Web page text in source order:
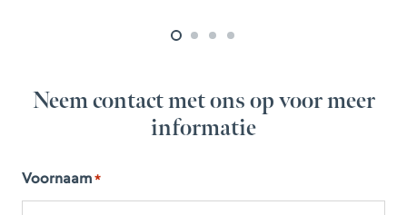
Neem contact met ons op voor meer
informatie
Voornaam *